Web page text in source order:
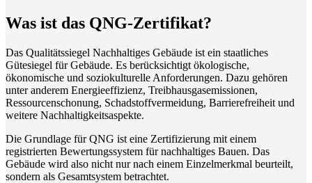
Was ist das QNG-Zertifikat?
Das Qualitätssiegel Nachhaltiges Gebäude ist ein staatliches
Gütesiegel für Gebäude. Es berücksichtigt ökologische,
ökonomische und soziokulturelle Anforderungen. Dazu gehören
unter anderem Energieeffizienz, Treibhausgasemissionen,
Ressourcenschonung, Schadstoffvermeidung, Barrierefreiheit und
weitere Nachhaltigkeitsaspekte.
Die Grundlage für QNG ist eine Zertifizierung mit einem
registrierten Bewertungssystem für nachhaltiges Bauen. Das
Gebäude wird also nicht nur nach einem Einzelmerkmal beurteilt,
sondern als Gesamtsystem betrachtet.